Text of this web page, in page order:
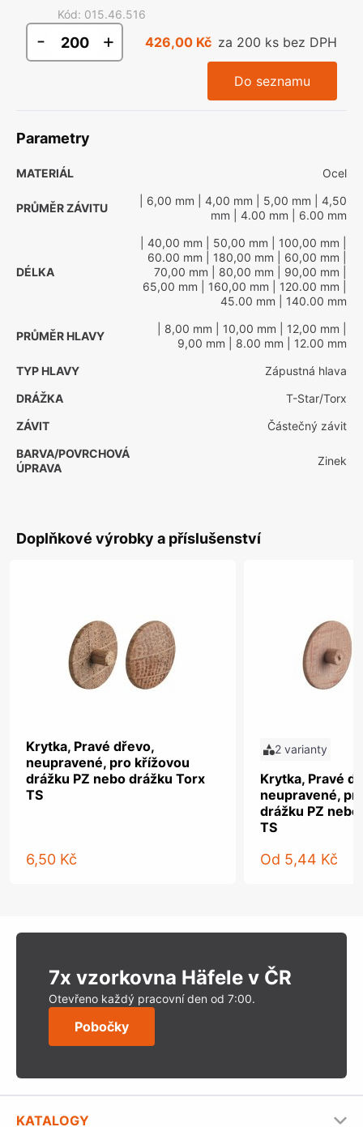
Kód: 015.46.516
- + 426,00 Kč za 200 ks bez DPH
Do seznamu
Parametry
MATERIÁL Ocel
PRŮMĚR ZÁVITU
| 6,00 mm | 4,00 mm | 5,00 mm | 4,50
mm | 4.00 mm | 6.00 mm
DÉLKA
| 40,00 mm | 50,00 mm | 100,00 mm
60.00 mm | 180,00 mm | 60,00 mm
70,00 mm | 80,00 mm | 90,00 mm
65,00 mm | 160,00 mm | 120.00 mm
45.00 mm | 140.00 mm
PRŮMĚR HLAVY
| 8,00 mm | 10,00 mm | 12,00 mm
9,00 mm | 8.00 mm | 12.00 mm
TYP HLAVY
Zápustná hlava
DRÁŽKA
T-Star/Torx
ZÁVIT
Částečný závit
BARVA/POVRCHOVÁ
ÚPRAVA
Zinek
Doplňkové výrobky a příslušenství
Krytka, Pravé dřevo,
neupravené, pro křížovou
drážku PZ nebo drážku Torx
TS
6,50 Kč
2 varianty
Krytka, Pravé
neupravené,
drážku PZ
TS
Od 5,44 Kč
7x vzorkovna Häfele v ČR
Otevřeno každý pracovní den od 7:00.
Pobočky
KATALOGY